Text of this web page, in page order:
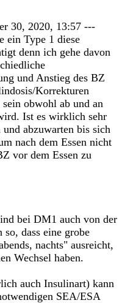
30, 2020, 13:57 ---
ein Type 1 diese
denn ich gehe davon
und Anstieg des BZ
Korrekturen
obwohl ab und an
Ist es wirklich sehr
abzuwarten bis sich
nach dem Essen nicht
vor dem Essen zu
bei DM1 auch von der
so, dass eine grobe
nachts" ausreicht,
Wechsel haben.
auch Insulinart) kann
SEA/ESA